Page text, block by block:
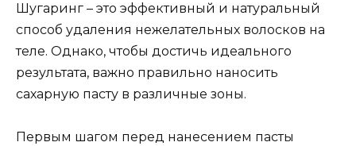
Шугаринг – это эффективный и натуральный
способ удаления нежелательных волосков на
теле. Однако, чтобы достичь идеального
результата, важно правильно наносить
сахарную пасту в различные зоны.
Первым шагом перед нанесением пасты